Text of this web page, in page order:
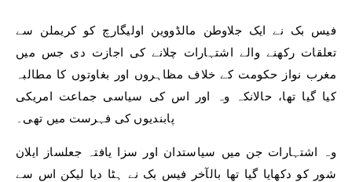
فیس بک نے ایک جلاوطن مالڈووین اولیگارچ کو کریملن سے
تعلقات رکھنے والے اشتہارات چلانے کی اجازت دی جس میں
مغرب نواز حکومت کے خلاف مظاہروں اور بغاوتوں کا مطالبہ
کیا گیا تھا، حالانکہ وہ اور اس کی سیاسی جماعت امریکی
پابندیوں کی فہرست میں تھی۔
وہ اشتہارات جن میں سیاستدان اور سزا یافتہ جعلساز ایلان
شور کو دکھایا گیا تھا بالآخر فیس بک نے ہٹا دیا لیکن اس سے